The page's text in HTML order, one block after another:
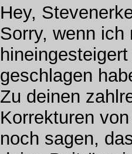
Hey,
Sorry, wenn
geschlagen
Zu deinen
Korrekturen
noch sagen,